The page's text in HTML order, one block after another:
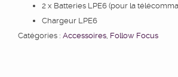
2 x Batteries LPE6 (pour la
Chargeur LPE6
Catégories : Accessoires Follow Focus